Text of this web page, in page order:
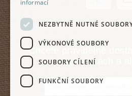
Chcete pravidelně
novinkách a
informací
NEZBYTNĚ NUTNÉ
VÝKONOVÉ SOUBORY
SOUBORY CÍLENÍ
FUNKČNÍ SOUBORY